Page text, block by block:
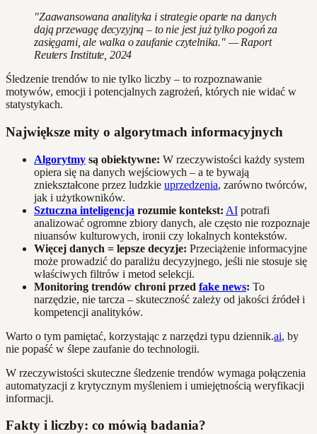
"Zaawansowana analityka i strategie oparte na danych
dają przewagę decyzyjną – to nie jest już tylko pogoń za
zasięgami, ale walka o zaufanie czytelnika." — Raport
Reuters Institute, 2024
Śledzenie trendów to nie tylko liczby – to rozpoznawanie
motywów, emocji i potencjalnych zagrożeń, których nie widać w
statystykach.
Największe mity o algorytmach informacyjnych
Algorytmy są obiektywne: W rzeczywistości każdy system
opiera się na danych wejściowych – a te bywają
zniekształcone przez ludzkie uprzedzenia, zarówno twórców,
jak i użytkowników.
Sztuczna inteligencja rozumie kontekst: AI potrafi
analizować ogromne zbiory danych, ale często nie rozpoznaje
niuansów kulturowych, ironii czy lokalnych kontekstów.
Więcej danych = lepsze decyzje: Przeciążenie informacyjne
może prowadzić do paraliżu decyzyjnego, jeśli nie stosuje się
właściwych filtrów i metod selekcji.
Monitoring trendów chroni przed fake news: To
narzędzie, nie tarcza – skuteczność zależy od jakości źródeł i
kompetencji analityków.
Warto o tym pamiętać, korzystając z narzędzi typu dziennik.ai, by
nie popaść w ślepe zaufanie do technologii.
W rzeczywistości skuteczne śledzenie trendów wymaga połączenia
automatyzacji z krytycznym myśleniem i umiejętnością weryfikacji
informacji.
Fakty i liczby: co mówią badania?